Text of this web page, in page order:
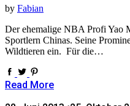
by Fabian
Der ehemalige NBA Profi Yao
Sportlern Chinas. Seine
Wildtieren ein. Für die…
Read More